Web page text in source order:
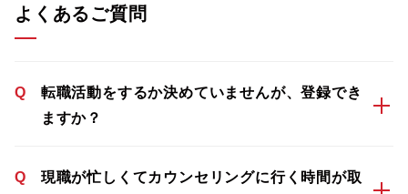
よくあるご質問
Q
転職活動をするか決めていませんが、登録でき
ますか？
Q
現職が忙しくてカウンセリングに行く時間が取